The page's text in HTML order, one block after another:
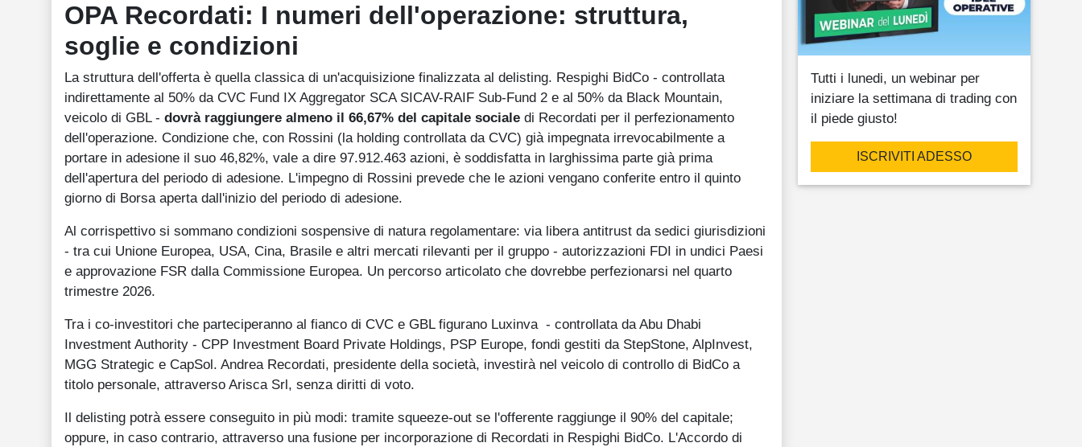
OPA Recordati: I numeri dell'operazione: struttura,
soglie e condizioni
La struttura dell'offerta è quella classica di un'acquisizione finalizzata al delisting. Respighi BidCo - controllata
indirettamente al 50% da CVC Fund IX Aggregator SCA SICAV-RAIF Sub-Fund 2 e al 50% da Black Mountain,
veicolo di GBL - dovrà raggiungere almeno il 66,67% del capitale sociale di Recordati per il perfezionamento
dell'operazione. Condizione che, con Rossini (la holding controllata da CVC) già impegnata irrevocabilmente a
portare in adesione il suo 46,82%, vale a dire 97.912.463 azioni, è soddisfatta in larghissima parte già prima
dell'apertura del periodo di adesione. L'impegno di Rossini prevede che le azioni vengano conferite entro il quinto
giorno di Borsa aperta dall'inizio del periodo di adesione.
Al corrispettivo si sommano condizioni sospensive di natura regolamentare: via libera antitrust da sedici giurisdizioni
- tra cui Unione Europea, USA, Cina, Brasile e altri mercati rilevanti per il gruppo - autorizzazioni FDI in undici Paesi
e approvazione FSR dalla Commissione Europea. Un percorso articolato che dovrebbe perfezionarsi nel quarto
trimestre 2026.
Tra i co-investitori che parteciperanno al fianco di CVC e GBL figurano Luxinva - controllata da Abu Dhabi
Investment Authority - CPP Investment Board Private Holdings, PSP Europe, fondi gestiti da StepStone, AlpInvest,
MGG Strategic e CapSol. Andrea Recordati, presidente della società, investirà nel veicolo di controllo di BidCo a
titolo personale, attraverso Arisca Srl, senza diritti di voto.
Il delisting potrà essere conseguito in più modi: tramite squeeze-out se l'offerente raggiunge il 90% del capitale;
oppure, in caso contrario, attraverso una fusione per incorporazione di Recordati in Respighi BidCo. L'Accordo di
Tutti i lunedi, un webinar per
iniziare la settimana di trading con
il piede giusto!
ISCRIVITI ADESSO